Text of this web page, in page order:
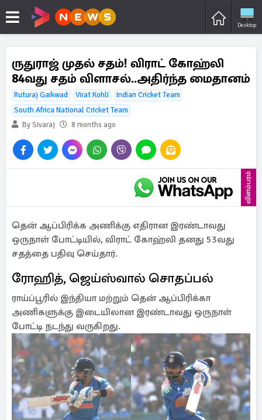
Desktop
ருதுராஜ் முதல் சதம்! விராட் கோஹ்லி
84வது சதம் விளாசல்..அதிர்ந்த மைதானம்
Ruturaj Gaikwad Virat Kohli
Indian Cricket Team
South Africa National Cricket Team
By Sivaraj
8 months ago
விளம்பரம்
தென் ஆப்பிரிக்க அணிக்கு எதிரான இரண்டாவது
ஒருநாள் போட்டியில், விராட் கோஹ்லி தனது 53வது
சதத்தை பதிவு செய்தார்.
ரோஹித், ஜெய்ஸ்வால் சொதப்பல்
ராய்ப்பூரில் இந்தியா மற்றும் தென் ஆப்பிரிக்கா
அணிகளுக்கு இடையிலான இரண்டாவது ஒருநாள்
போட்டி நடந்து வருகிறது.